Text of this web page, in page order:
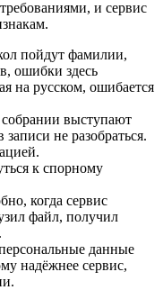
и сервис
пойдут фамилии,
ошибки здесь
на русском, ошибается
выступают
не разобраться.
к спорному
когда сервис
файл, получил
данные
надёжнее сервис,